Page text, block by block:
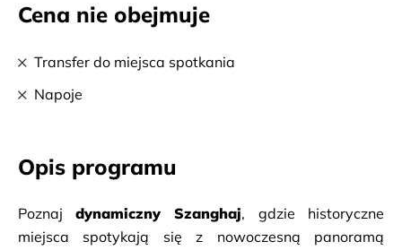
Cena nie obejmuje
Transfer do miejsca spotkania
Napoje
Opis programu
Poznaj dynamiczny Szanghaj, gdzie historyczne
miejsca spotykają się z nowoczesną panoramą